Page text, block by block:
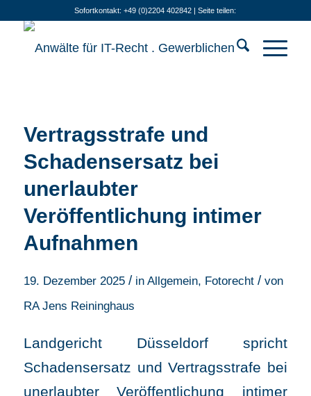
Sofortkontakt: +49 (0)2204 402842 | Seite teilen:
Vertragsstrafe und
Schadensersatz bei
unerlaubter
Veröffentlichung intimer
Aufnahmen
19. Dezember 2025 / in Allgemein, Fotorecht / von
RA Jens Reininghaus
Landgericht Düsseldorf spricht
Schadensersatz und Vertragsstrafe bei
unerlaubter Veröffentlichung intimer